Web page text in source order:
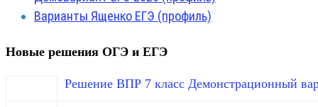
Варианты Ященко ЕГЭ (профиль)
Новые решения ОГЭ и ЕГЭ
Решение ВПР 7 класс Демонстрационный